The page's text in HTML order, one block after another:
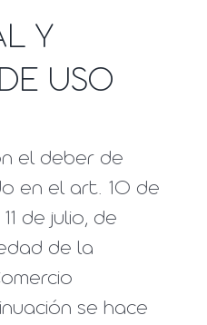
Y
USO
el deber de
en el art. 10 de
de julio, de
de la
se hace